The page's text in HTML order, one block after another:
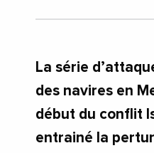
La série
des navires en
début du conflit
entrainé la